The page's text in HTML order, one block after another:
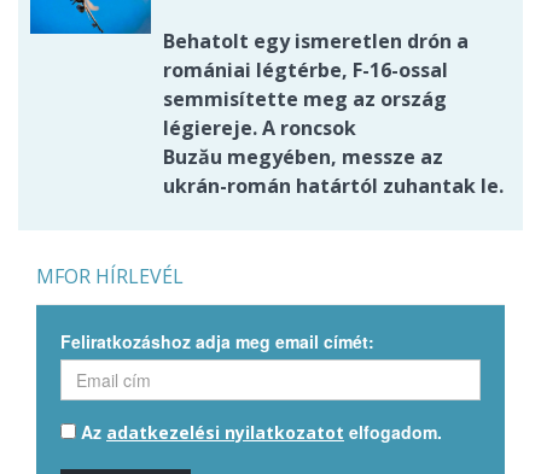
Behatolt egy ismeretlen drón a
romániai légtérbe, F-16-ossal
semmisítette meg az ország
légiereje. A roncsok
Buzău megyében, messze az
ukrán-román határtól zuhantak le.
MFOR HÍRLEVÉL
Feliratkozáshoz adja meg email címét:
Az adatkezelési nyilatkozatot elfogadom.